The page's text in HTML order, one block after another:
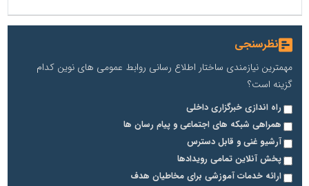
نظرسنجی
مهمترین نیازمندی ساختار اطلاع رسانی روابط عمومی های نوین کدام
گزینه است؟
راه اندازی خبرگزاری داخلی
همراهی شبکه های اجتماعی و پیام رسان ها
آرشیو غنی و قابل دسترس
پخش آنلاین تمامی رویدادها
ارائه خدمات آموزشی برای مخاطیان هدف